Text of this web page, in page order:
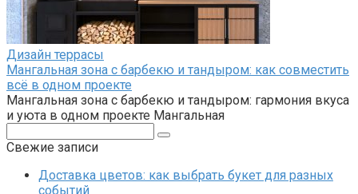
Дизайн террасы
Мангальная зона с барбекю и тандыром: как совместить
всё в одном проекте
Мангальная зона с барбекю и тандыром: гармония вкуса
и уюта в одном проекте Мангальная
Свежие записи
Доставка цветов: как выбрать букет для разных
событий